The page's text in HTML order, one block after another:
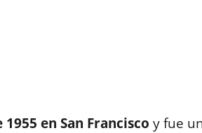
en San Francisco y fue